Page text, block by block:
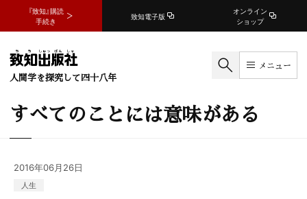
『致知』購読
手続き
致知電子版
オンライン
ショップ
人間学を探究して四十八年
メニュー
すべてのことには意味がある
2016年06月26日
人生